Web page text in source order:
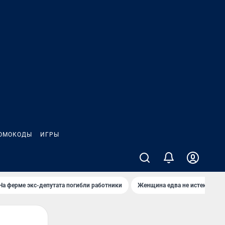
ИГРЫ
ферме экс-депутата погибли работники Женщина едва не истекла